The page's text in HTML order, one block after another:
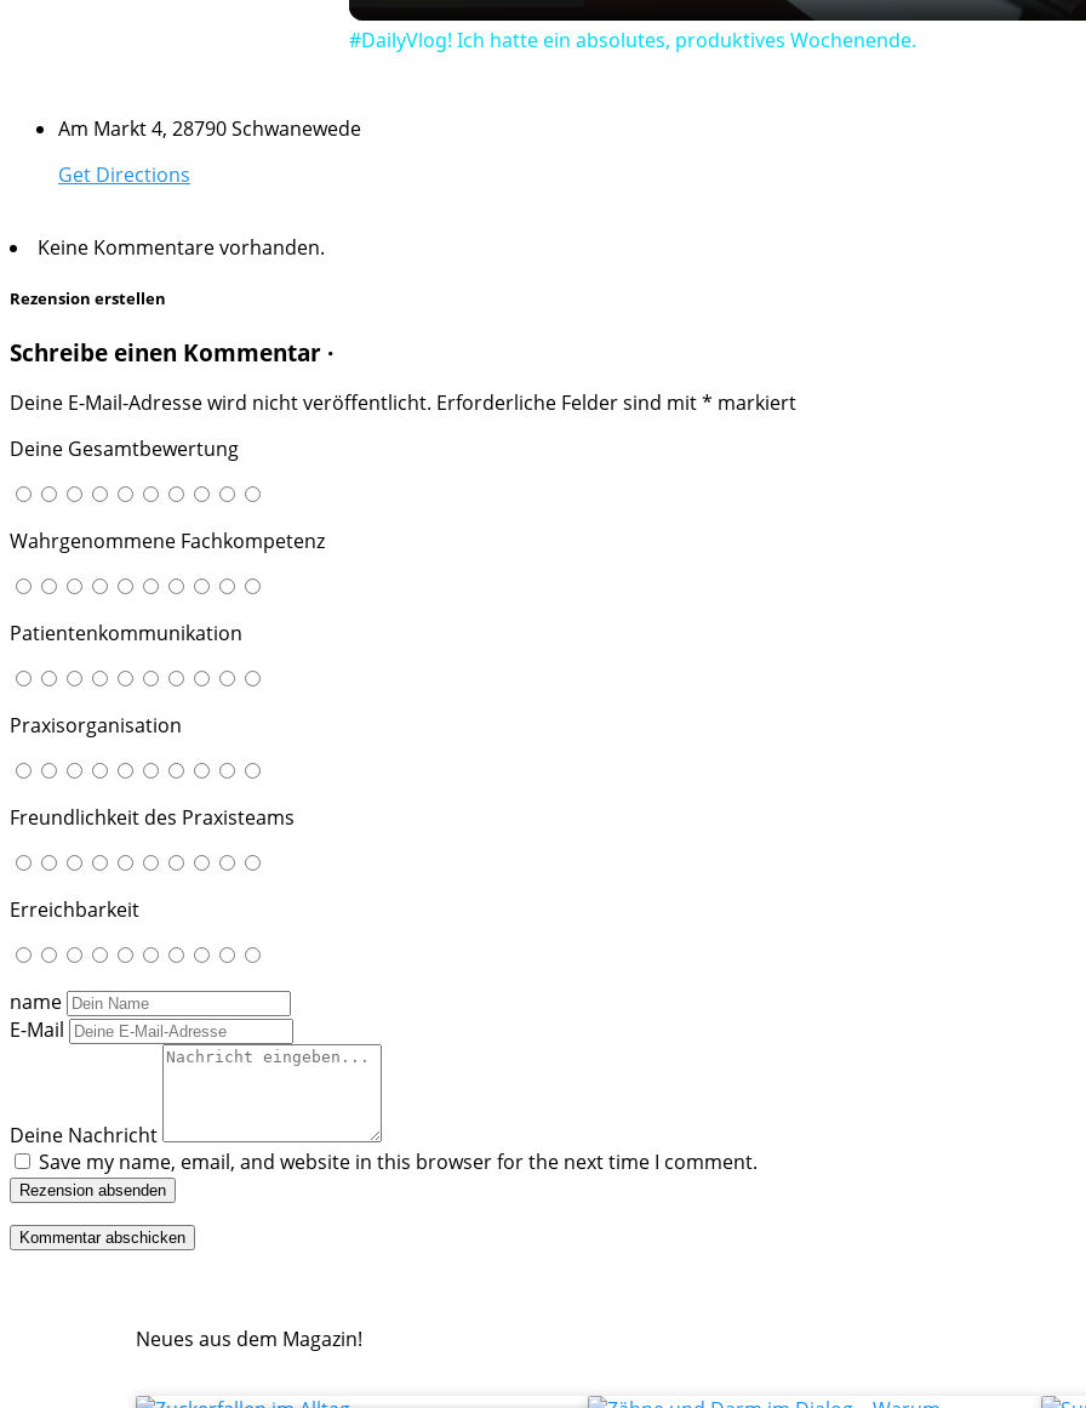
#DailyVlog! Ich hatte ein absolutes, produktives Wochenende.
Am Markt 4, 28790 Schwanewede
Get Directions
Keine Kommentare vorhanden.
Rezension erstellen
Schreibe einen Kommentar ·
Deine E-Mail-Adresse wird nicht veröffentlicht. Erforderliche Felder sind mit* markiert
Deine Gesamtbewertung
Wahrgenommene Fachkompetenz
Patientenkommunikation
Praxisorganisation
Freundlichkeit des Praxisteams
Erreichbarkeit
name
E-Mail
Deine Nachricht
Save my name, email, and website in this browser for the next time I comment.
Rezension absenden
Neues aus dem Magazin!